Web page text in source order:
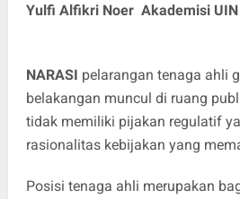
Yulfi Alfikri Noer Akademisi
NARASI pelarangan tenaga ahli
belakangan muncul di ruang
tidak memiliki pijakan regulatif
rasionalitas kebijakan yang
Posisi tenaga ahli merupakan